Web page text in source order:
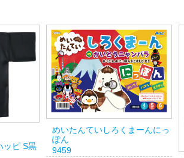
ッピ S黒
めいたんていしろくまーんにっ
ぽん
9459